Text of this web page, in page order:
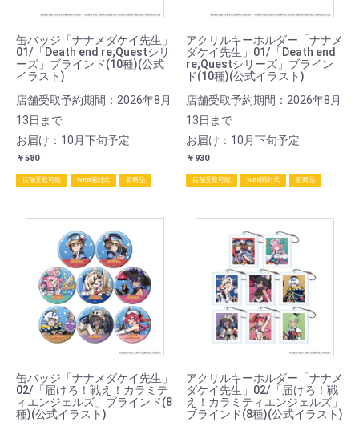
缶バッジ「ナナメダケイ先生」
01/「Death end re;Questシリ
ーズ」ブラインド(10種)(公式
イラスト)
店舗受取予約期間：2026年8月
13日まで
お届け：10月下旬予定
￥580
店舗受取可能 WEB開封式 新商品
アクリルキーホルダー「ナナメ
ダケイ先生」01/「Death end
re;Questシリーズ」ブライン
ド(10種)(公式イラスト)
店舗受取予約期間：2026年8月
13日まで
お届け：10月下旬予定
￥930
店舗受取可能 WEB開封式 新商品
缶バッジ「ナナメダケイ先生」
02/「届けろ！戦え！カラミテ
ィエンジェルズ」ブラインド(8
種)(公式イラスト)
アクリルキーホルダー「ナナメ
ダケイ先生」02/「届けろ！戦
え！カラミティエンジェルズ」
ブラインド(8種)(公式イラスト)